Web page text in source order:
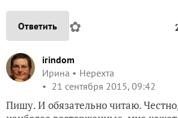
Ответить ✿
irindom
Ирина
Нерехта
21 сентября 2015, 09:42
Пишу. И обязательно читаю.